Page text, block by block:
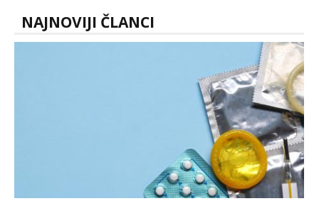
NAJNOVIJI ČLANCI